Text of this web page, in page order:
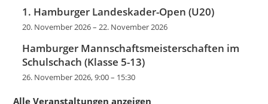
1. Hamburger Landeskader-Open (U20)
20. November 2026– 22. November 2026
Hamburger Mannschaftsmeisterschaften im
Schulschach (Klasse 5-13)
26. November 2026, 9:00– 15:30
Alle Veranstaltungen anzeigen